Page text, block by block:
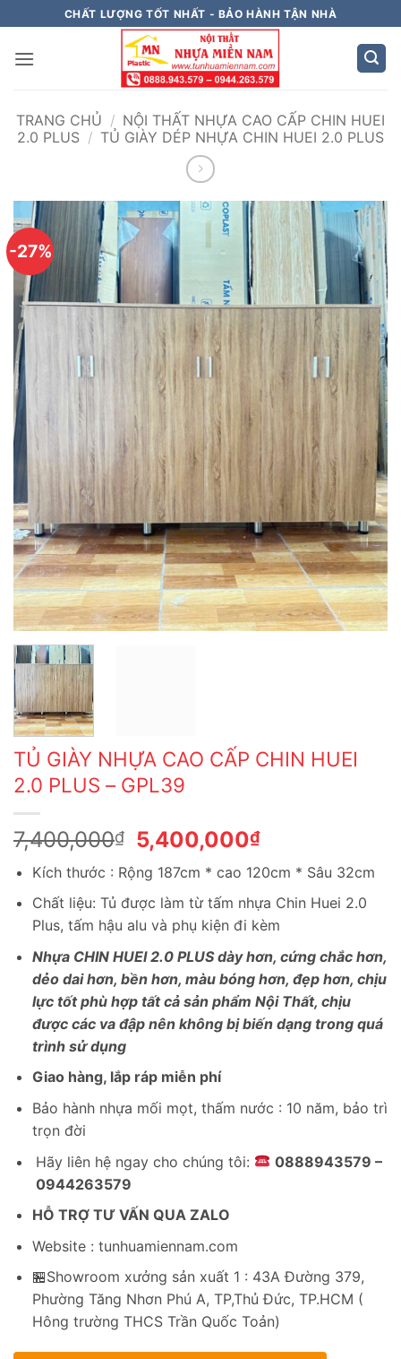
qua
nội
CHẤT LƯỢNG TỐT NHẤT - BẢO HÀNH TẬN NHÀ
TRANG CHỦ / NỘI THẤT NHỰA CAO CẤP CHIN HUEI
2.0 PLUS / TỦ GIÀY DÉP NHỰA CHIN HUEI 2.0 PLUS
-27%
TỦ GIÀY NHỰA CAO CẤP CHIN HUEI
2.0 PLUS – GPL39
7,400,000₫
Giá
gốc
là:
7,400,000₫.
5,400,000₫Giá
tại
là:
5,400,000₫.
Kích thước : Rộng 187cm * cao 120cm * Sâu 32cm
Chất liệu: Tủ được làm từ tấm nhựa Chin Huei 2.0
Plus, tấm hậu alu và phụ kiện đi kèm
Nhựa CHIN HUEI 2.0 PLUS dày hơn, cứng chắc hơn,
dẻo dai hơn, bền hơn, màu bóng hơn, đẹp hơn, chịu
lực tốt phù hợp tất cả sản phẩm Nội Thất, chịu
được các va đập nên không bị biến dạng trong quá
trình sử dụng
Giao hàng, lắp ráp miễn phí
Bảo hành nhựa mối mọt, thấm nước : 10 năm, bảo trì
trọn đời
Hãy liên hệ ngay cho chúng tôi:
0888943579 –
0944263579
HỖ TRỢ TƯ VẤN QUA ZALO
Website : tunhuamiennam.com
🏪Showroom xưởng sản xuất 1 : 43A Đường 379,
Phường Tăng Nhơn Phú A, TP,Thủ Đức, TP.HCM (
Hông trường THCS Trần Quốc Toản)